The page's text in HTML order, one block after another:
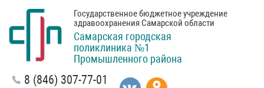
Государственное бюджетное учреждение
здравоохранения Самарской области
Самарская городская
поликлиника №1
Промышленного района
8 (846) 307-77-01